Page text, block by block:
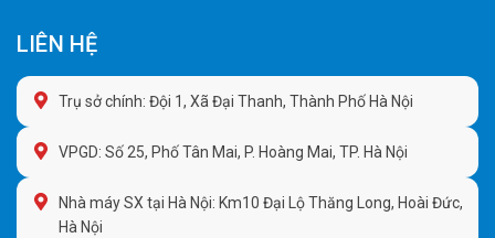
LIÊN HỆ
Trụ sở chính: Đội 1, Xã Đại Thanh, Thành Phố Hà Nội
VPGD: Số 25, Phố Tân Mai, P. Hoàng Mai, TP. Hà Nội
Nhà máy SX tại Hà Nội: Km10 Đại Lộ Thăng Long, Hoài Đức,
Hà Nội